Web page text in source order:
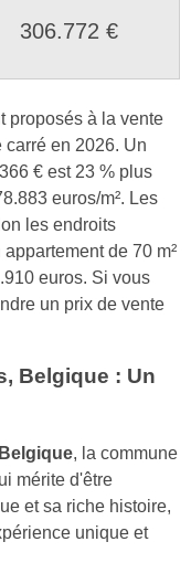
306.772 €
proposés à la vente
en 2026. Un
€ est 23 % plus
euros/m². Les
les endroits
de 70 m²
euros. Si vous
un prix de vente
Belgique : Un
Belgique, la commune
mérite d'être
et sa riche histoire,
unique et